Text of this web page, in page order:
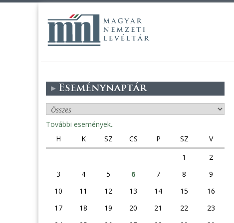
Eseménynaptár
További események..
H
K SZ CS P SZ
V
1
2
3
4 5 6 7 8
9
10
11 12 13 14 15
16
17
18 19 20 21 22
23